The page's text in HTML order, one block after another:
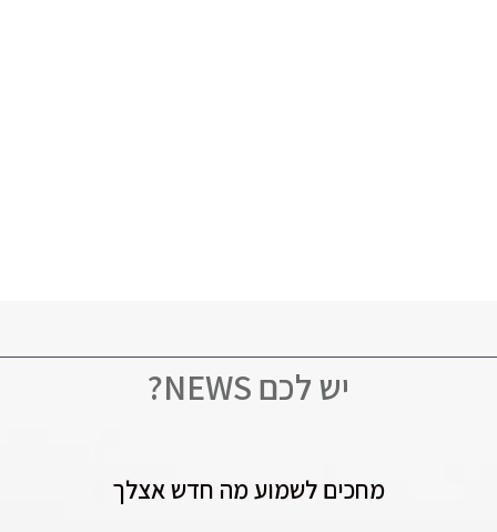
יש לכם NEWS?
מחכים לשמוע מה חדש אצלך